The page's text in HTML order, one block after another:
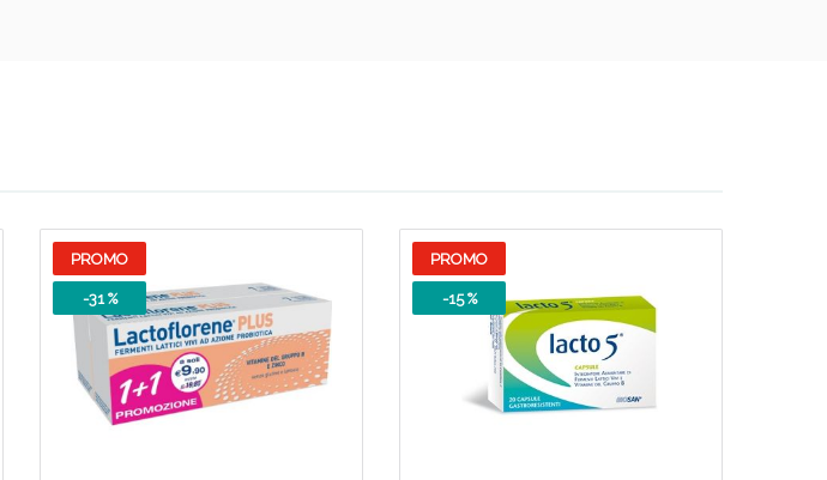
PROMO
-31 %
PROMO
-15 %
Sconti fino al 45% oggi!